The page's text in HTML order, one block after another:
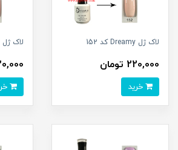
لاک ژل Dreamy کد 152
220,000 تومان
لاک ژل Dreamy کد 151
220,000